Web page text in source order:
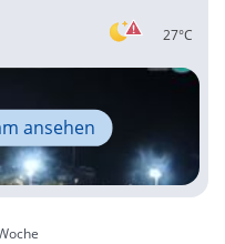
27°C
ansehen